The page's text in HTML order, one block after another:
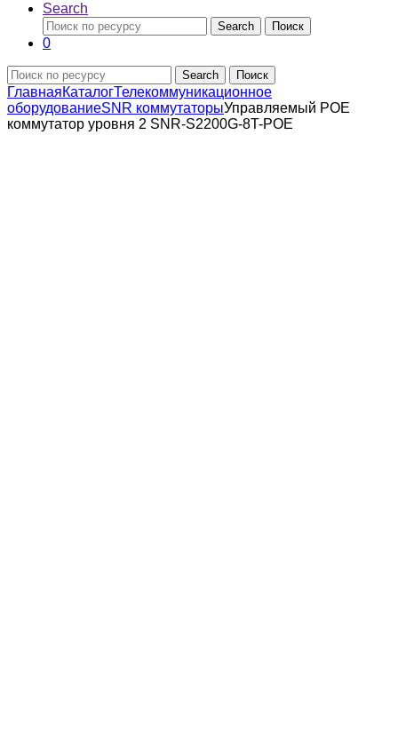
Search
Search Поиск
0
Search Поиск
ГлавнаяКаталогТелекоммуникационное
оборудованиеSNR коммутаторыУправляемый POE
коммутатор уровня 2 SNR-S2200G-8T-POE